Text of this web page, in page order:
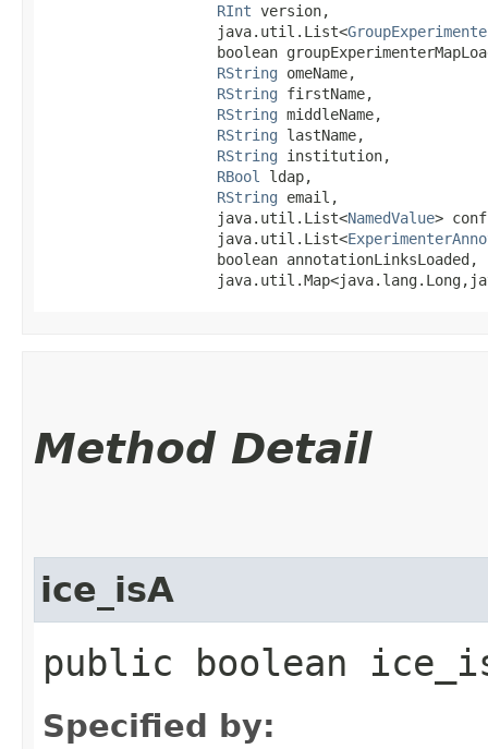
RInt version,
                    java.util.List<
boolean
RString omeName,
RString firstName,
RString middleName,
RString lastName,
RString institution,
RBool
ldap,
RString email,
                    java.util.List<
NamedValue>
                    java.util.List<
                    boolean annotationLinksLoaded,
Method Detail
ice_isA
public boolean
Specified by: